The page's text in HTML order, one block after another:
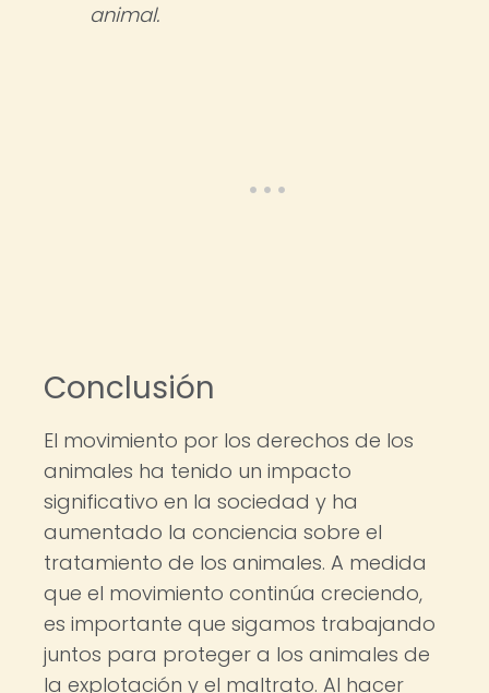
animal.
Conclusión
El movimiento por los derechos de los
animales ha tenido un impacto
significativo en la sociedad y ha
aumentado la conciencia sobre el
tratamiento de los animales. A medida
que el movimiento continúa creciendo,
es importante que sigamos trabajando
juntos para proteger a los animales de
la explotación y el maltrato. Al hacer